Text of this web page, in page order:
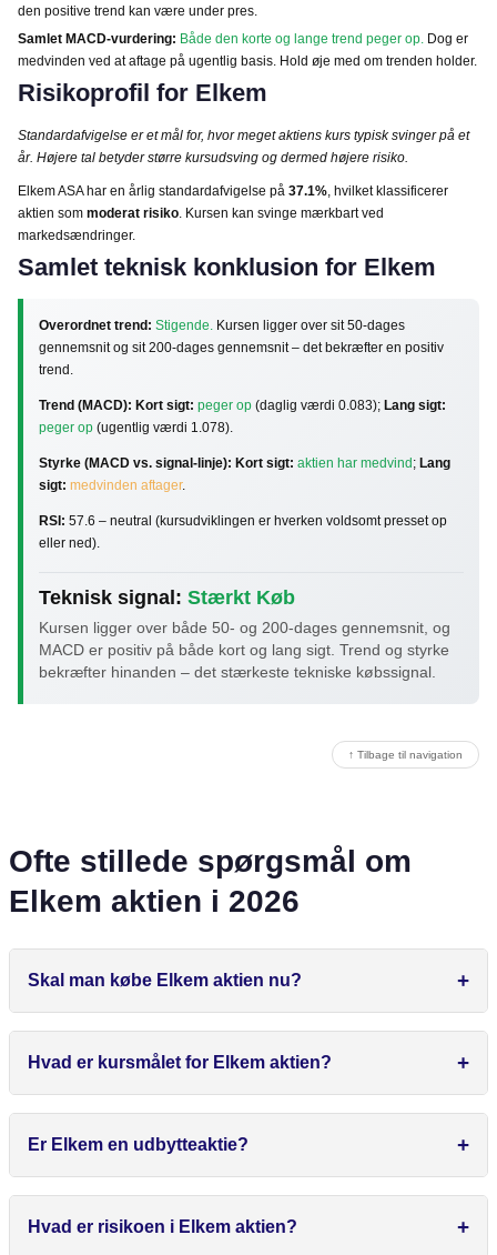
den positive trend kan være under pres.
Samlet MACD-vurdering: Både den korte og lange trend peger op. Dog er
medvinden ved at aftage på ugentlig basis. Hold øje med om trenden holder.
Risikoprofil for Elkem
Standardafvigelse er et mål for, hvor meget aktiens kurs typisk svinger på et
år. Højere tal betyder større kursudsving og dermed højere risiko.
Elkem ASA har en årlig standardafvigelse på 37.1%, hvilket klassificerer
aktien som moderat risiko. Kursen kan svinge mærkbart ved
markedsændringer.
Samlet teknisk konklusion for Elkem
Overordnet trend: Stigende. Kursen ligger over sit 50-dages
gennemsnit og sit 200-dages gennemsnit – det bekræfter en positiv
trend.
Trend (MACD): Kort sigt: peger op (daglig værdi 0.083); Lang sigt:
peger op (ugentlig værdi 1.078).
Styrke (MACD vs. signal-linje): Kort sigt: aktien har medvind ; Lang
sigt: medvinden aftager.
RSI: 57.6 – neutral (kursudviklingen er hverken voldsomt presset op
eller ned).
Teknisk signal: Stærkt Køb
Kursen ligger over både 50- og 200-dages gennemsnit, og
MACD er positiv på både kort og lang sigt. Trend og styrke
bekræfter hinanden – det stærkeste tekniske købssignal.
↑ Tilbage til navigation
Ofte stillede spørgsmål om
Elkem aktien i 2026
Skal man købe Elkem aktien nu?
Hvad er kursmålet for Elkem aktien?
Er Elkem en udbytteaktie?
Hvad er risikoen i Elkem aktien?